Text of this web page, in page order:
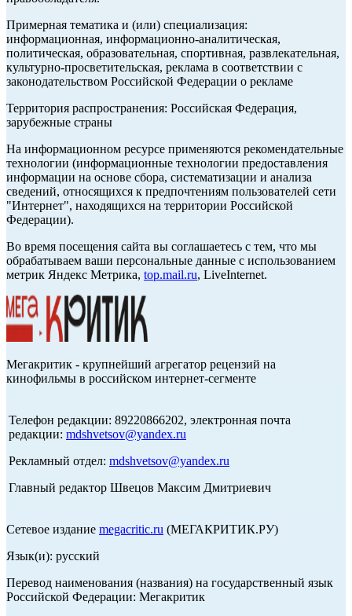
Примерная тематика и (или) специализация:
информационная, информационно-аналитическая,
политическая, образовательная, спортивная, развлекательная,
культурно-просветительская, реклама в соответствии с
законодательством Российской Федерации о рекламе
Территория распространения: Российская Федерация,
зарубежные страны
На информационном ресурсе применяются рекомендательные
технологии (информационные технологии предоставления
информации на основе сбора, систематизации и анализа
сведений, относящихся к предпочтениям пользователей сети
"Интернет", находящихся на территории Российской
Федерации).
Во время посещения сайта вы соглашаетесь с тем, что мы
обрабатываем ваши персональные данные с использованием
метрик Яндекс Метрика, top.mail.ru, LiveInternet.
Мегакритик - крупнейший агрегатор рецензий на
кинофильмы в российском интернет-сегменте
Телефон редакции: 89220866202, электронная почта
редакции: mdshvetsov@yandex.ru
Рекламный отдел: mdshvetsov@yandex.ru
Главный редактор Швецов Максим Дмитриевич
Сетевое издание megacritic.ru (МЕГАКРИТИК.РУ)
Язык(и): русский
Перевод наименования (названия) на государственный язык
Российской Федерации: Мегакритик